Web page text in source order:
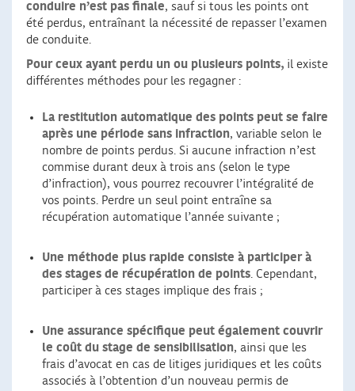
conduire n’est pas finale, sauf si tous les points ont
été perdus, entraînant la nécessité de repasser l’examen
de conduite.
Pour ceux ayant perdu un ou plusieurs points, il existe
différentes méthodes pour les regagner :
La restitution automatique des points peut se faire
après une période sans infraction, variable selon le
nombre de points perdus. Si aucune infraction n’est
commise durant deux à trois ans (selon le type
d’infraction), vous pourrez recouvrer l’intégralité de
vos points. Perdre un seul point entraîne sa
récupération automatique l’année suivante ;
Une méthode plus rapide consiste à participer à
des stages de récupération de points. Cependant,
participer à ces stages implique des frais ;
Une assurance spécifique peut également couvrir
le coût du stage de sensibilisation, ainsi que les
frais d’avocat en cas de litiges juridiques et les coûts
associés à l’obtention d’un nouveau permis de